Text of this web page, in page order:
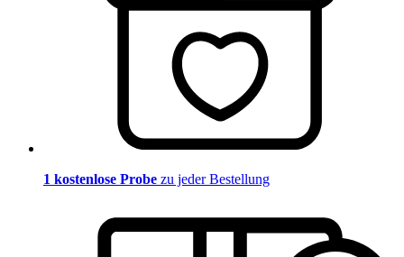
1 kostenlose Probe zu jeder Bestellung